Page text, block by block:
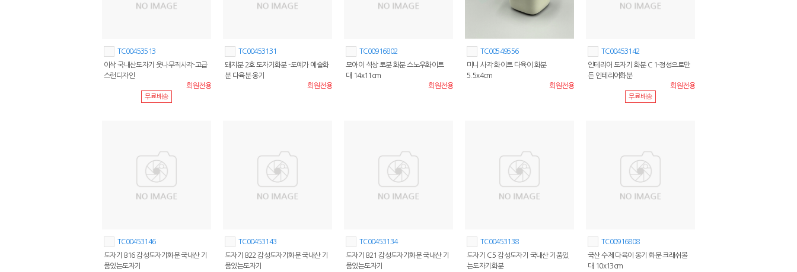
TC00453513
이삭 국내산도자기 웃나무직사각-고급
스런디자인
회원전용
무료배송
TC00453131
돼지분 2호 도자기화분 -도예가 예술화
분 다육분 옹기
회원전용
TC00916802
모아이 석상 토분 화분 스노우화이트
대 14x11cm
회원전용
TC00549556
미니 사각 화이트 다육이 화분
5.5x4cm
회원전용
TC00453142
인테리어 도자기 화분 C 1-정성으로만
든 인테리어화분
회원전용
무료배송
TC00453146
도자기 B16 감성도자기화분 국내산 기
품있는도자기
TC00453143
도자기 B22 감성도자기화분 국내산 기
품있는도자기
TC00453134
도자기 B21 감성도자기화분 국내산 기
품있는도자기
TC00453138
도자기 C 5 감성도자기 국내산 기품있
는도자기화분
TC00916808
국산 수제 다육이 옹기 화분 크래쉬볼
대 10x13cm